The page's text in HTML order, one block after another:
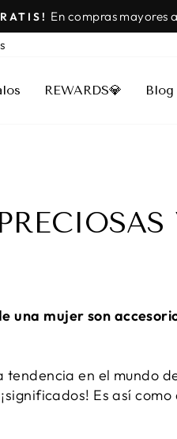
diapositivas
En compras mayores
REWARDS💎 Blog
una mujer son
en el mundo
Es así